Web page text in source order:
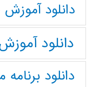
دانلود
دانلود
دانلود